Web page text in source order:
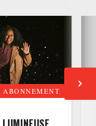
ABONNEMENT